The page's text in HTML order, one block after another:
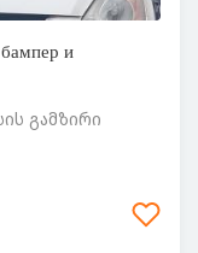
и
გამზირი